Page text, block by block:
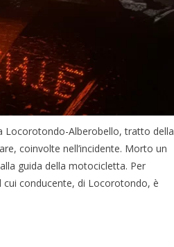
Locorotondo-Alberobello, tratto della
coinvolte nell’incidente. Morto un
guida della motocicletta. Per
conducente, di Locorotondo, è